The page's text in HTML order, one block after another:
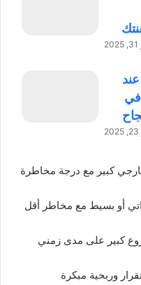
كبير مع درجة مخاطرة
أو بسيط مع مخاطر أقل
كبير على مدى زمني
وربحية مبكرة